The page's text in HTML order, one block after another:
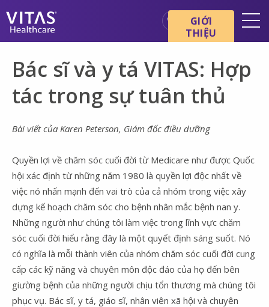
Cơ bản về chăm sóc cuối đời
Dịch vụ
Chuyên gia chăm sóc sức
khỏe
Gia đình và người chăm sóc
GIỚI
THIỆU
Bác sĩ và y tá VITAS: Hợp
tác trong sự tuân thủ
Bài viết của Karen Peterson, Giám đốc điều dưỡng
Quyền lợi về chăm sóc cuối đời từ Medicare như được Quốc
hội xác định từ những năm 1980 là quyền lợi độc nhất về
việc nó nhấn mạnh đến vai trò của cả nhóm trong việc xây
dựng kế hoạch chăm sóc cho bệnh nhân mắc bệnh nan y.
Những người như chúng tôi làm việc trong lĩnh vực chăm
sóc cuối đời hiểu rằng đây là một quyết định sáng suốt. Nó
có nghĩa là mỗi thành viên của nhóm chăm sóc cuối đời cung
cấp các kỹ năng và chuyên môn độc đáo của họ đến bên
giường bệnh của những người chịu tổn thương mà chúng tôi
phục vụ. Bác sĩ, y tá, giáo sĩ, nhân viên xã hội và chuyên